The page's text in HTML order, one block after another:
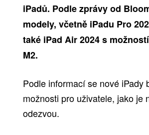
iPadů. Podle zprávy od
modely, včetně iPadu Pro
také iPad Air 2024 s
M2.
Podle informací se nové iPady
možnosti pro uživatele, jako je
odezvou.